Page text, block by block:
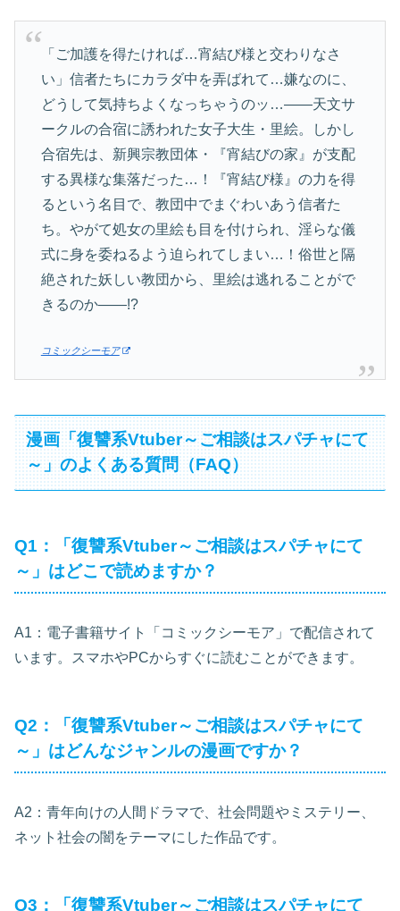
「ご加護を得たければ…宵結び様と交わりなさ
い」信者たちにカラダ中を弄ばれて…嫌なのに、
どうして気持ちよくなっちゃうのッ…――天文サ
ークルの合宿に誘われた女子大生・里絵。しかし
合宿先は、新興宗教団体・『宵結びの家』が支配
する異様な集落だった…！『宵結び様』の力を得
るという名目で、教団中でまぐわいあう信者た
ち。やがて処女の里絵も目を付けられ、淫らな儀
式に身を委ねるよう迫られてしまい…！俗世と隔
絶された妖しい教団から、里絵は逃れることがで
きるのか――!?
コミックシーモア
漫画「復讐系Vtuber～ご相談はスパチャにて
～」のよくある質問（FAQ）
Q1：「復讐系Vtuber～ご相談はスパチャにて
～」はどこで読めますか？
A1：電子書籍サイト「コミックシーモア」で配信されて
います。スマホやPCからすぐに読むことができます。
Q2：「復讐系Vtuber～ご相談はスパチャにて
～」はどんなジャンルの漫画ですか？
A2：青年向けの人間ドラマで、社会問題やミステリー、
ネット社会の闇をテーマにした作品です。
Q3：「復讐系Vtuber～ご相談はスパチャにて